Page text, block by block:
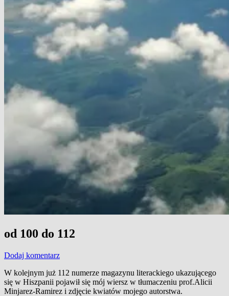
od 100 do 112
Dodaj komentarz
W kolejnym już 112 numerze magazynu literackiego ukazującego
się w Hiszpanii pojawił się mój wiersz w tłumaczeniu prof.Alicii
Minjarez-Ramirez i zdjęcie kwiatów mojego autorstwa.